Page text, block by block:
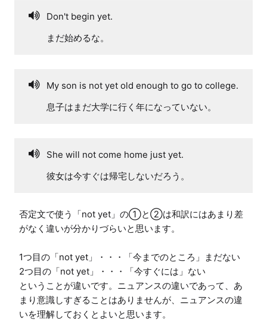
Don't begin yet.
まだ始めるな。
My son is not yet old enough to go to college.
息子はまだ大学に行く年になっていない。
She will not come home just yet.
彼女は今すぐは帰宅しないだろう。
否定文で使う「not yet」の①と②は和訳にはあまり差
がなく違いが分かりづらいと思います。
1つ目の「not yet」・・・「今までのところ」まだない
2つ目の「not yet」・・・「今すぐには」ない
ということが違いです。ニュアンスの違いであって、あ
まり意識しすぎることはありませんが、ニュアンスの違
いを理解しておくとよいと思います。